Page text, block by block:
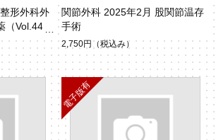
形外科外
Vol.44 N
関節外科 2025年2月 股関節温存
手術
2,750円 （税込み）